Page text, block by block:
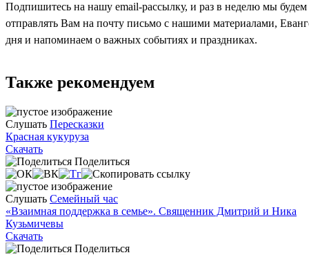
Подпишитесь на нашу email-рассылку, и раз в неделю мы будем
отправлять Вам на почту письмо с нашими материалами,
дня и напоминаем о важных событиях и праздниках.
Также рекомендуем
Слушать Пересказки
Красная кукуруза
Скачать
Поделиться
Слушать Семейный час
«Взаимная поддержка в семье». Священник Дмитрий и Ника
Кузьмичевы
Скачать
Поделиться